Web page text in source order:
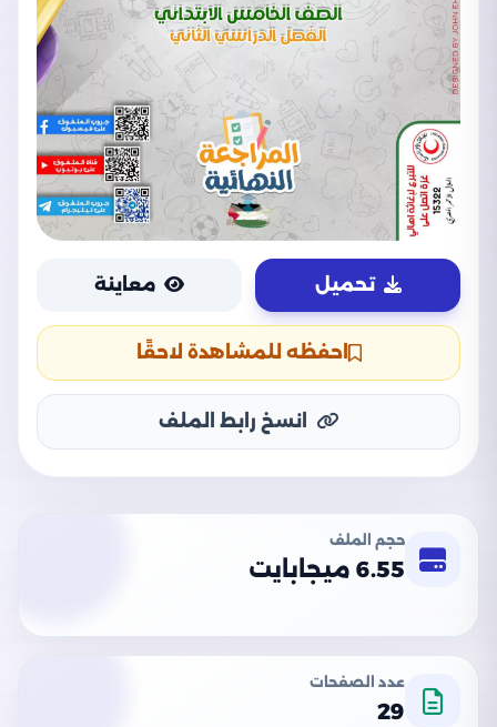
تحميل معاينة
احفظه للمشاهدة لاحقًا
انسخ رابط الملف
حجم الملف
6.55 ميجابايت
عدد الصفحات
29